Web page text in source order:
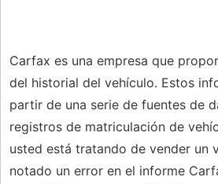
Carfax es una empresa que
del historial del vehículo. Estos
partir de una serie de fuentes de
registros de matriculación de
usted está tratando de vender un
notado un error en el informe